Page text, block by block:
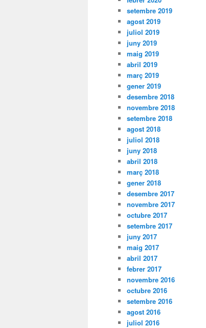
setembre 2019
agost 2019
juliol 2019
juny 2019
maig 2019
abril 2019
març 2019
gener 2019
desembre 2018
novembre 2018
setembre 2018
agost 2018
juliol 2018
juny 2018
abril 2018
març 2018
gener 2018
desembre 2017
novembre 2017
octubre 2017
setembre 2017
juny 2017
maig 2017
abril 2017
febrer 2017
novembre 2016
octubre 2016
setembre 2016
agost 2016
juliol 2016